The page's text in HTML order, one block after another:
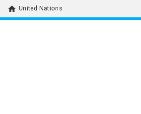
home United Nations